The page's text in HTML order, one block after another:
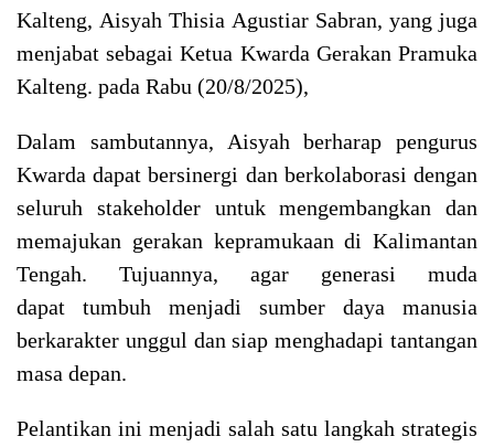
Kalteng, Aisyah Thisia Agustiar Sabran, yang juga
menjabat sebagai Ketua Kwarda Gerakan Pramuka
Kalteng. pada Rabu (20/8/2025),
Dalam sambutannya, Aisyah berharap pengurus
Kwarda dapat bersinergi dan berkolaborasi dengan
seluruh stakeholder untuk mengembangkan dan
memajukan gerakan kepramukaan di Kalimantan
Tengah. Tujuannya, agar generasi muda
dapat tumbuh menjadi sumber daya manusia
berkarakter unggul dan siap menghadapi tantangan
masa depan.
Pelantikan ini menjadi salah satu langkah strategis